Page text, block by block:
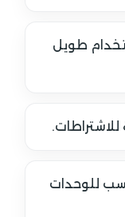
طويل
للوحدات